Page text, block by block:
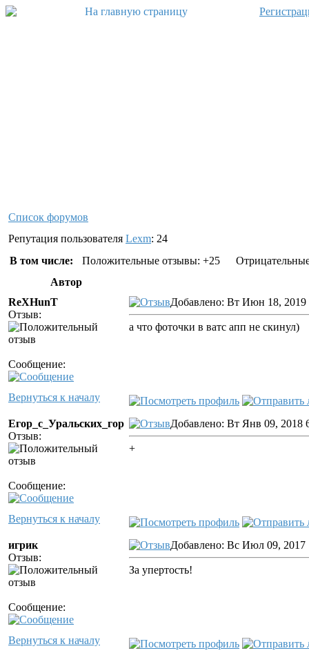
Список форумов
Репутация пользователя Lexm: 24
В том числе:
Положительные отзывы: +25
Автор
ReXHunT
Отзыв:
Сообщение:
Добавлено: Вт Июн 18, 2019
а что фоточки в ватс апп не скинул)
Вернуться к началу
Егор_с_Уральских_гор
Отзыв:
Сообщение:
Добавлено: Вт Янв 09, 2018
+
Вернуться к началу
игрик
Отзыв:
Сообщение:
Добавлено: Вс Июл 09, 2017
За упертость!
Вернуться к началу